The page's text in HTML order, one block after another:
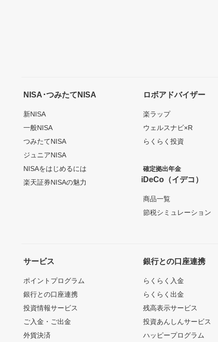
NISA･つみたてNISA
新NISA
一般NISA
つみたてNISA
ジュニアNISA
NISAをはじめるには
楽天証券NISAの魅力
ロボアドバイザー
楽ラップ
ウェルスナビ×R
らくらく投資
確定拠出年金
iDeCo（イデコ）
商品一覧
節税シミュレーション
サービス
ポイントプログラム
銀行との口座連携
投資情報サービス
ご入金・ご出金
外貨決済
銀行との口座連携
らくらく入金
らくらく出金
残高表示サービス
投資あんしんサービス
ハッピープログラム